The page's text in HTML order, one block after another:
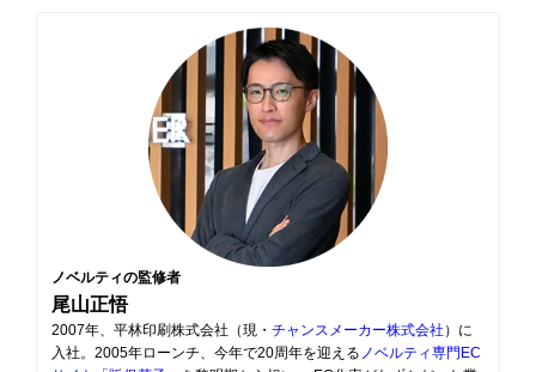
ノベルティの監修者
尾山正悟
2007年、平林印刷株式会社（現・ チャンスメーカー株式会社 ）に
入社。2005年ローンチ、今年で20周年を迎える ノベルティ専門EC